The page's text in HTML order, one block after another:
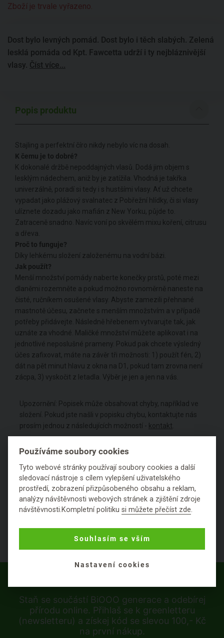
Zboží je trvale vyřazeno.
Dost bylo levných pomád. Dost bylo i těch slabých. Zelená
lesklá pomáda od Kpt. Fawcetta udrží i ty nejbláznivější
vlasy. Číst více...
Popis produktu
Stajling a perfektní číro nikdy nebylo víc na dosah.
K čemu je to dobré?
K dokonalé držbě nepoddajných vlasů. Dodá jim objem s
lesklým nádechem, aniž by je zatížila. Vhodná je takřka
univerzálně, poradí si tedy i s hustšími vlasy. Ať už chcete
vypadat jako plážový svalnatec z Pobřežní hlídky, či si vlasy
ulíznete dozadu jako mafián z New Yorku, půjde to.
Zatraceně snadno. Navíc voní po skvělém mixu koření, citrusu
a dřeva.
Proč to funguje?
Díky lehkému složení založenému na vodní bázi.
Jak použít?
Menší množství pomády naberte konečky prstů, poté mezi
dlaněmi rozemněte a pokud možno rovnoměrně naneste na
čisté, ručníkem osušené vlasy. Abyste zamezili přehnané
mastnotě účesu, začnete s menším množstvím a v případě
potřeby přidávejte. Následně hřebenem vytvarujte tak, jak
uznáte za vhodné. Maličké množství můžete aplikovat i na
jednotlivé neposlušné prameny. Pokud pak chcete výsledný
účes zafixovat, máte na závěr tři možnosti: 1) použít fén, 2)
dát na pět minut hlavu z okna na D1, pokud tam zrovna není
zácpa, 3) vyskočit z letadla. Výběr je jen a jen na vás.
Upozornění: Popisek může obsahovat chyby, například ve
složení. Pokud jste našli v popisku chybu, kontaktujte nás
prosím jednou z následujících možností - kontakt
Položit dotaz
Staň se součástí BiOOO generace a odebírej
přírodu online. Přihlaš se k greenletteru
(newsletteru) a získej kód se slevou 100,- Kč
na první nákup.
Používáme soubory cookies
Tyto webové stránky používají soubory cookies a další
sledovací nástroje s cílem vylepšení uživatelského
prostředí, zobrazení přizpůsobeného obsahu a reklam,
analýzy návštěvnosti webových stránek a zjištění zdroje
návštěvnosti.Kompletní politikusi můžete přečíst zde.
Souhlasím se vším
Nastavení cookies